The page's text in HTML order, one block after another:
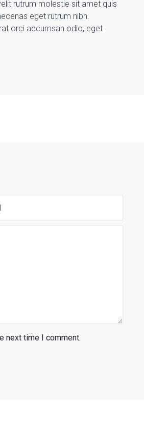
rutrum molestie sit amet quis
eget rutrum nibh.
orci accumsan odio, eget
next time I comment.